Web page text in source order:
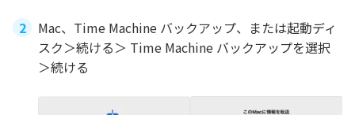
Mac、Time Machine バックアップ、または起動ディ
スク＞続ける＞ Time Machine バックアップを選択
＞続ける